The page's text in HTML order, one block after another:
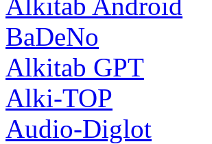
BaDeNo
Alkitab GPT
Alki-TOP
Audio-Diglot